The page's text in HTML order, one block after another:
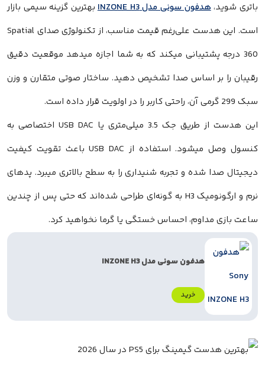
باتری شوید،هدفون سونی مدل INZONE H3
بهترین گزینه سیمی بازار
است. این هدست علی‌رغم قیمت مناسب، از تکنولوژی صدای Spatial
360 درجه پشتیبانی میکند که به شما اجازه میدهد موقعیت دقیق
رقیبان را بر اساس صدا تشخیص دهید. ساختار صوتی متقارن و وزن
سبک 299 گرمی آن، راحتی کاربر را در اولویت قرار داده است.
این هدست از طریق جک 3.5 میلی‌متری یا USB DAC اختصاصی به
کنسول وصل میشود. استفاده از USB DAC باعث تقویت کیفیت
دیجیتال صدا شده و تجربه شنیداری را به سطح بالاتری میبرد. پدهای
نرم و ارگونومیک H3 به گونه‌ای طراحی شده‌اند که حتی پس از چندین
ساعت بازی مداوم، احساس خستگی یا گرما نخواهید کرد.
هدفون سونی مدل INZONE H3
خرید